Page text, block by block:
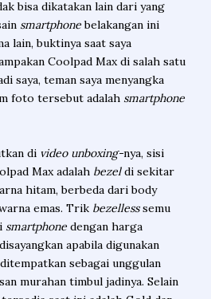
bisa dikatakan lain dari yang
smartphonebelakangan ini
lain, buktinya saat saya
Coolpad Max di salah satu
saya, teman saya menyangka
foto tersebut adalah smartphone
di video unboxing-nya, sisi
Max adalah bezeldi sekitar
hitam, berbeda dari body
emas. Trik bezellesssemu
smartphone dengan harga
apabila digunakan
sebagai unggulan
murahan timbul jadinya. Selain